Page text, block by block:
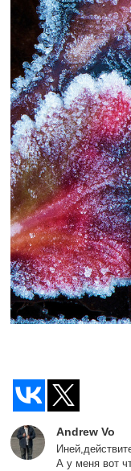
Andrew Vo
А у меня вот